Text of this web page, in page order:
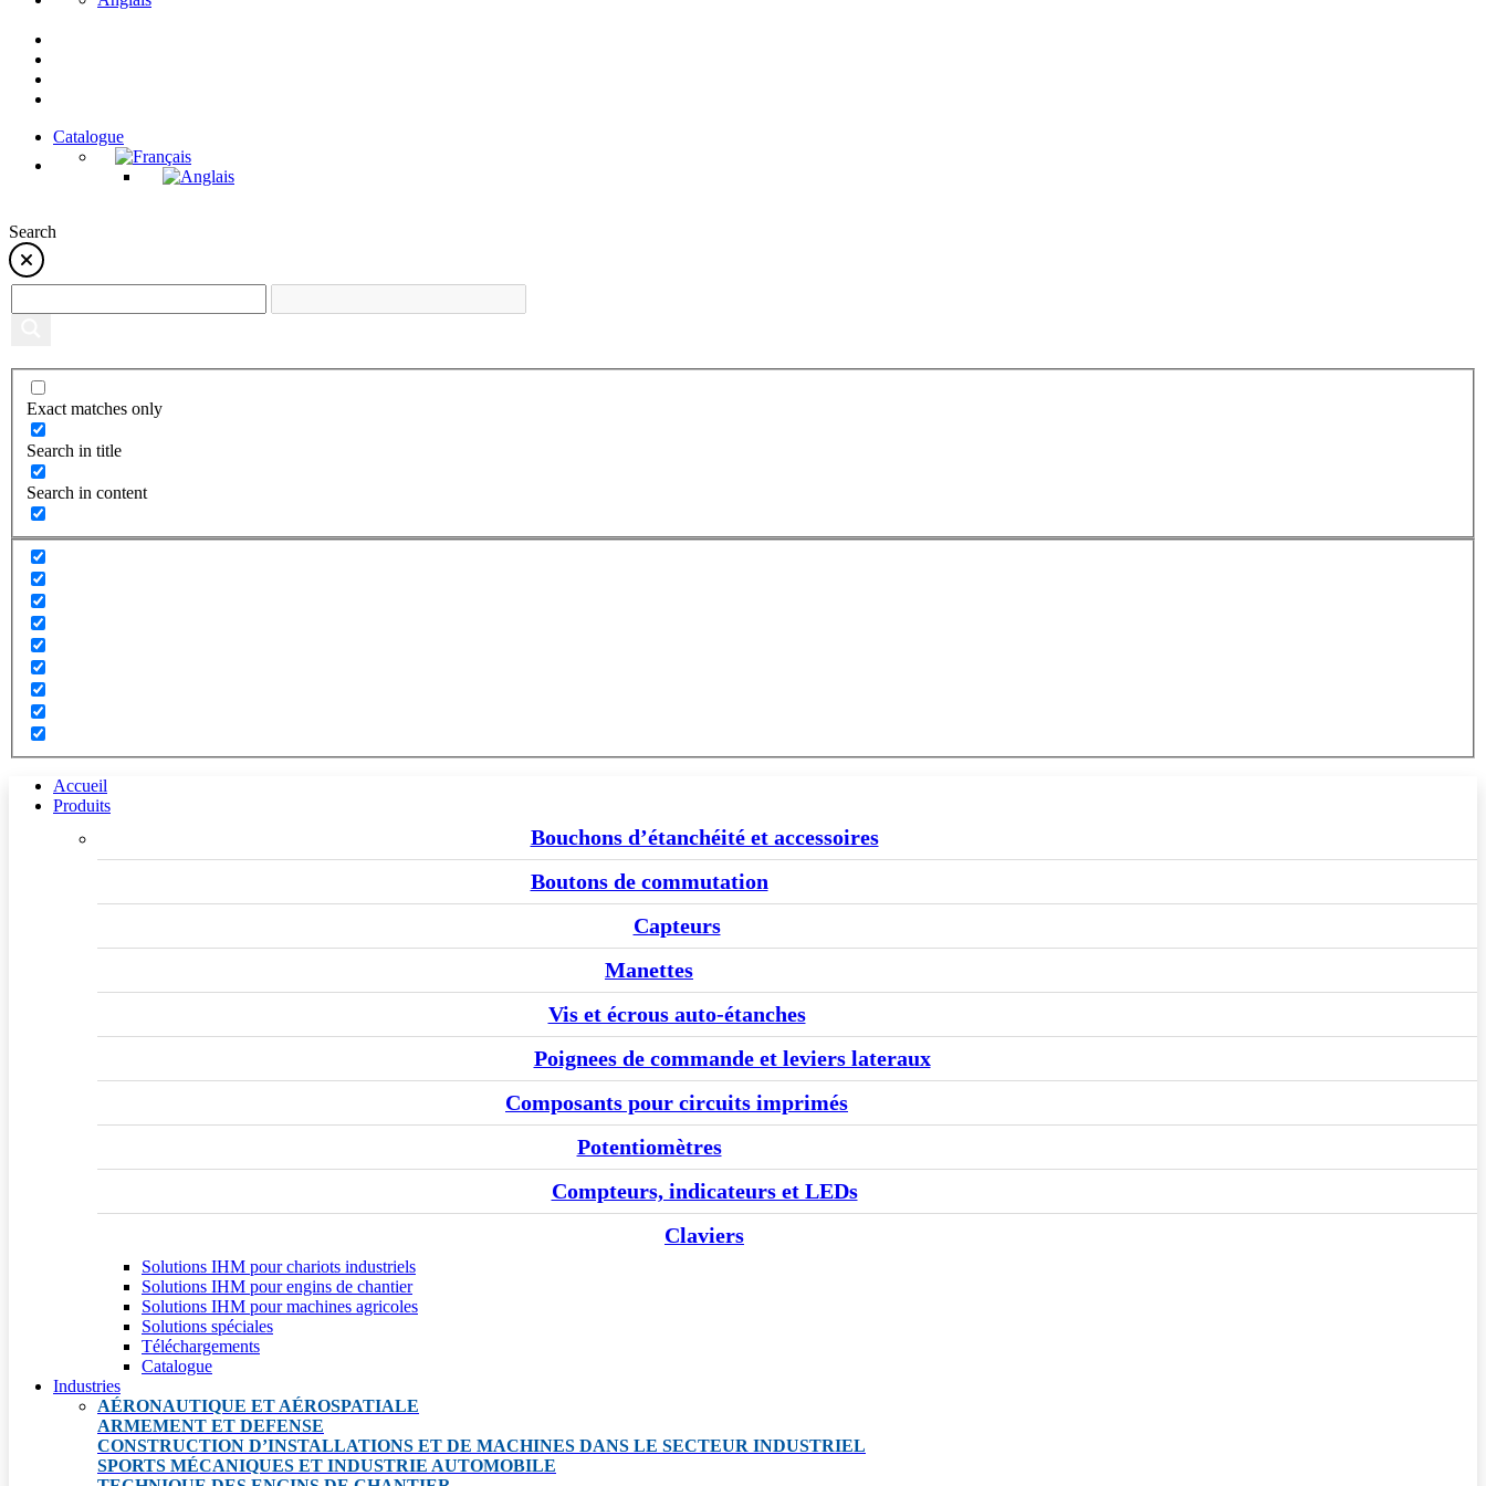
Catalogue
Search
Exact matches only
Search in title
Search in content
Accueil
Produits
Bouchons d’étanchéité et accessoires
Boutons de commutation
Capteurs
Manettes
Vis et écrous auto-étanches
Poignees de commande et leviers lateraux
Composants pour circuits imprimés
Potentiomètres
Compteurs, indicateurs et LEDs
Claviers
Solutions IHM pour chariots industriels
Solutions IHM pour engins de chantier
Solutions IHM pour machines agricoles
Solutions spéciales
Téléchargements
Catalogue
Industries
AÉRONAUTIQUE ET AÉROSPATIALE
ARMEMENT ET DEFENSE
CONSTRUCTION D’INSTALLATIONS ET DE MACHINES DANS LE SECTEUR INDUSTRIEL
SPORTS MÉCANIQUES ET INDUSTRIE AUTOMOBILE